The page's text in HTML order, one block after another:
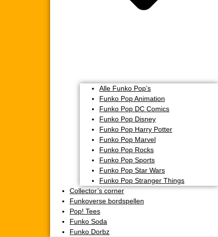
Alle Funko Pop’s
Funko Pop Animation
Funko Pop DC Comics
Funko Pop Disney
Funko Pop Harry Potter
Funko Pop Marvel
Funko Pop Rocks
Funko Pop Sports
Funko Pop Star Wars
Funko Pop Stranger Things
Collector’s corner
Funkoverse bordspellen
Pop! Tees
Funko Soda
Funko Dorbz